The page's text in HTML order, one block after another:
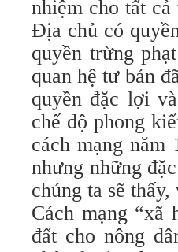
nhiệm cho tất
Địa chủ có
quyền trừng
quan hệ tư bản
quyền đặc lợi
chế độ phong
cách mạng năm
nhưng những
chúng ta sẽ
Cách mạng “xã
đất cho nông